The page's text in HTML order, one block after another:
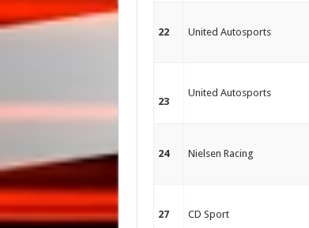
22 United Autosports
23
United Autosports
24 Nielsen Racing
27 CD Sport